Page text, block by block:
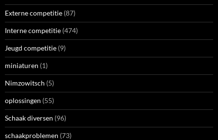
Externe competitie (87)
Interne competitie (474)
Jeugd competitie (9)
miniaturen (1)
Nimzowitsch (5)
oplossingen (55)
Schaak diversen (96)
schaakproblemen (73)